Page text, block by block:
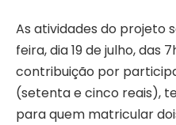
As atividades do projeto
feira, dia 19 de julho, das
contribuição por
(setenta e cinco reais),
para quem matricular